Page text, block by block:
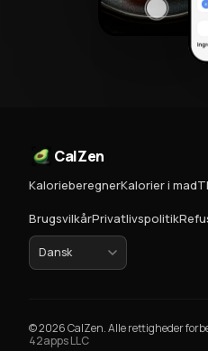
CalZen
KalorieberegnerKalorier i mad
BrugsvilkårPrivatlivspolitik
© 2026 CalZen. Alle rettigheder
42apps LLC